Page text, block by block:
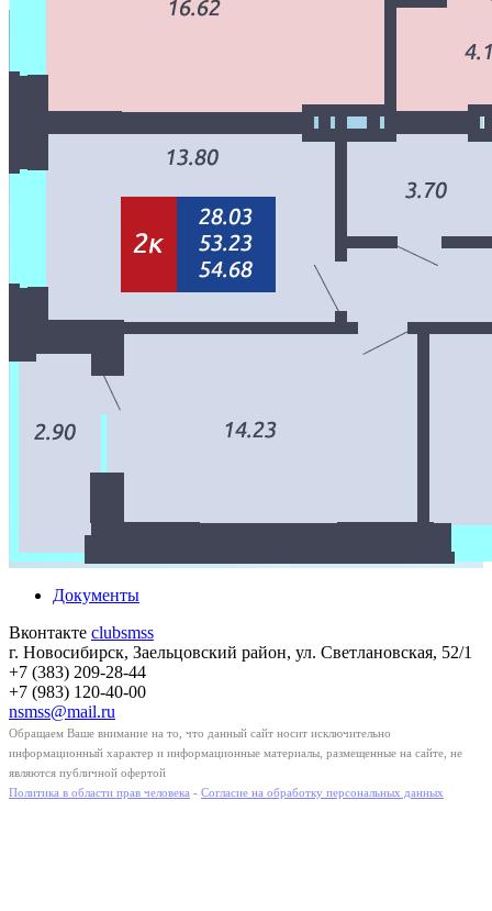
Документы
Вконтакте clubsmss
г. Новосибирск, Заельцовский район, ул. Светлановская, 52/1
+7 (383) 209-28-44
+7 (983) 120-40-00
nsmss@mail.ru
Обращаем Ваше внимание на то, что данный сайт носит исключительно
информационный характер и информационные материалы, размещенные на сайте, не
являются публичной офертой
Политика в области прав человека - Согласие на обработку персональных данных